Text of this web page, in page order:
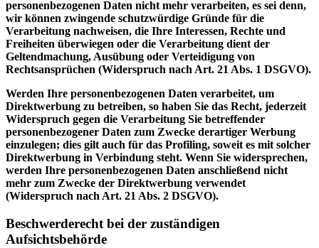
personenbezogenen Daten nicht mehr verarbeiten, es sei denn,
wir können zwingende schutzwürdige Gründe für die
Verarbeitung nachweisen, die Ihre Interessen, Rechte und
Freiheiten überwiegen oder die Verarbeitung dient der
Geltendmachung, Ausübung oder Verteidigung von
Rechtsansprüchen (Widerspruch nach Art. 21 Abs. 1 DSGVO).
Werden Ihre personenbezogenen Daten verarbeitet, um
Direktwerbung zu betreiben, so haben Sie das Recht, jederzeit
Widerspruch gegen die Verarbeitung Sie betreffender
personenbezogener Daten zum Zwecke derartiger Werbung
einzulegen; dies gilt auch für das Profiling, soweit es mit solcher
Direktwerbung in Verbindung steht. Wenn Sie widersprechen,
werden Ihre personenbezogenen Daten anschließend nicht
mehr zum Zwecke der Direktwerbung verwendet
(Widerspruch nach Art. 21 Abs. 2 DSGVO).
Beschwerderecht bei der zuständigen
Aufsichtsbehörde